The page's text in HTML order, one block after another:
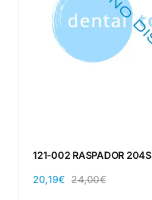
121-002 RASPADOR 204S
24,00€El
20,19€
El